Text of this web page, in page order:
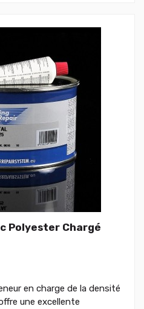
Polyester Chargé
en charge de la densité
une excellente